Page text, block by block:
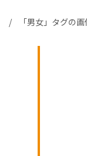
「男女」タグの